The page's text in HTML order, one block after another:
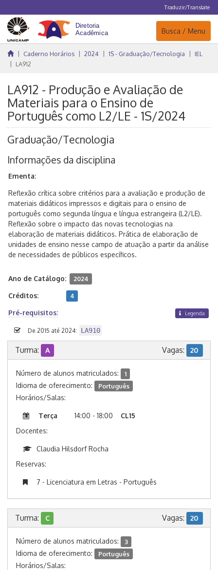
Traduzir/Translate
Navegação
Busca / Menu
Caderno Horários 2024 1S - Graduação/Tecnologia
IEL
LA912
LA912 - Produção e Avaliação de
Materiais para o Ensino de
Português como L2/LE - 1S/2024
Graduação/Tecnologia
Informações da disciplina
Ementa:
Reflexão crítica sobre critérios para a avaliação e produção de
materiais didáticos impressos e digitais para o ensino de
português como segunda língua e língua estrangeira (L2/LE).
Reflexão sobre o impacto das novas tecnologias na
elaboração de materiais didáticos. Prática de elaboração de
unidades de ensino nesse campo de atuação a partir da análise
de necessidades de públicos específicos.
Ano de Catálogo: 2024
Créditos: 4
Pré-requisitos: Legenda
De 2015 até 2024: LA910
Turma: A Vagas: 20
Número de alunos matriculados: 1
Idioma de oferecimento: Português
Horários/Salas:
Terça 14:00 - 18:00
CL15
Docentes:
Claudia Hilsdorf Rocha
Reservas:
7 - Licenciatura em Letras - Português
Turma: C Vagas: 20
Número de alunos matriculados: 3
Idioma de oferecimento: Português
Horários/Salas: